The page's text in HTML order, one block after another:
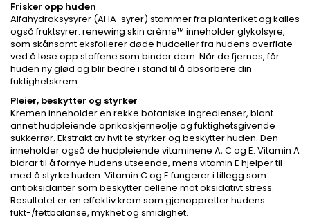
Frisker opp huden
Alfahydroksysyrer (AHA-syrer) stammer fra planteriket og kalles
også fruktsyrer. renewing skin crème™ inneholder glykolsyre,
som skånsomt eksfolierer døde hudceller fra hudens overflate
ved å løse opp stoffene som binder dem. Når de fjernes, får
huden ny glød og blir bedre i stand til å absorbere din
fuktighetskrem.
Pleier, beskytter og styrker
Kremen inneholder en rekke botaniske ingredienser, blant
annet hudpleiende aprikoskjerneolje og fuktighetsgivende
sukkerrør. Ekstrakt av hvit te styrker og beskytter huden. Den
inneholder også de hudpleiende vitaminene A, C og E. Vitamin A
bidrar til å fornye hudens utseende, mens vitamin E hjelper til
med å styrke huden. Vitamin C og E fungerer i tillegg som
antioksidanter som beskytter cellene mot oksidativt stress.
Resultatet er en effektiv krem som gjenoppretter hudens
fukt-/fettbalanse, mykhet og smidighet.